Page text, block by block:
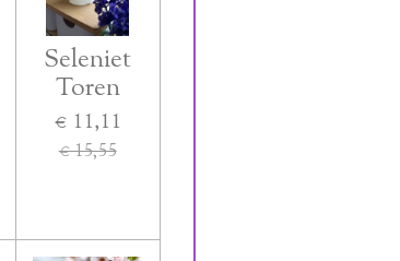
Seleniet
Toren
€ 11,11
€ 15,55